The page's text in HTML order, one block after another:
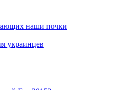
наши почки
украинцев